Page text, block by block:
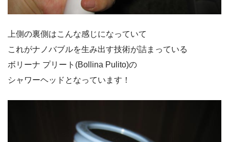
上側の裏側はこんな感じになっていて
これがナノバブルを生み出す技術が詰まっている
ボリーナ プリート(Bollina Pulito)の
シャワーヘッドとなっています！